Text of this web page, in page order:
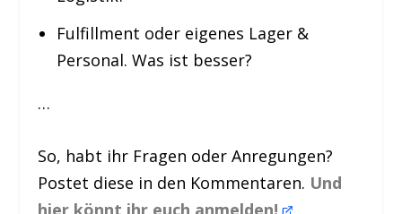
Fulfillment oder eigenes Lager &
Personal. Was ist besser?
…
So, habt ihr Fragen oder Anregungen?
Postet diese in den Kommentaren. Und
hier könnt ihr euch anmelden!